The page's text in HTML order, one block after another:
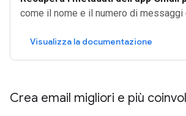
come il nome e il numero di messaggi
Visualizza la documentazione
Crea email migliori e più